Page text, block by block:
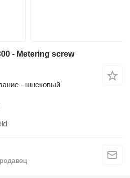
- Metering screw
- шнековый